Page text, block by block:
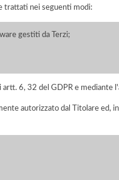
trattati nei seguenti modi:
gestiti da Terzi;
6, 32 del GDPR e mediante
autorizzato dal Titolare ed,